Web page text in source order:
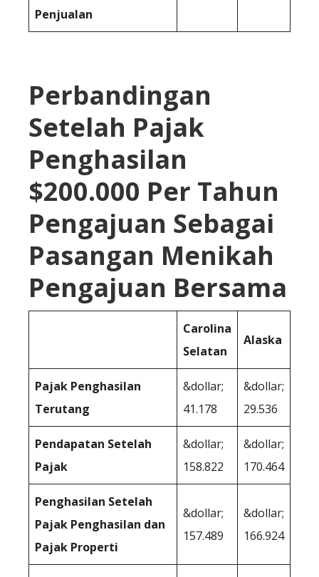
Penjualan
Perbandingan
Setelah Pajak
Penghasilan
$200.000 Per Tahun
Pengajuan Sebagai
Pasangan Menikah
Pengajuan Bersama
Carolina
Selatan
Alaska
Pajak Penghasilan
Terutang
&dollar;
41.178
&dollar;
29.536
Pendapatan Setelah
Pajak
&dollar;
158.822
&dollar;
170.464
Penghasilan Setelah
Pajak Penghasilan dan
Pajak Properti
&dollar;
157.489
&dollar;
166.924